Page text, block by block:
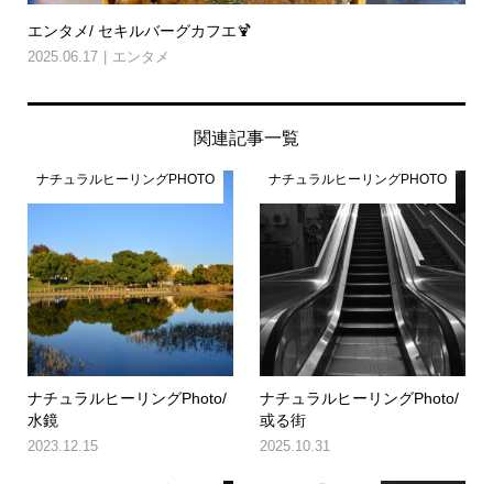
エンタメ/ セキルバーグカフエ🍹
2025.06.17 エンタメ
関連記事一覧
ナチュラルヒーリングPHOTO
ナチュラルヒーリングPhoto/
水鏡
2023.12.15
ナチュラルヒーリングPHOTO
ナチュラルヒーリングPhoto/
或る街
2025.10.31